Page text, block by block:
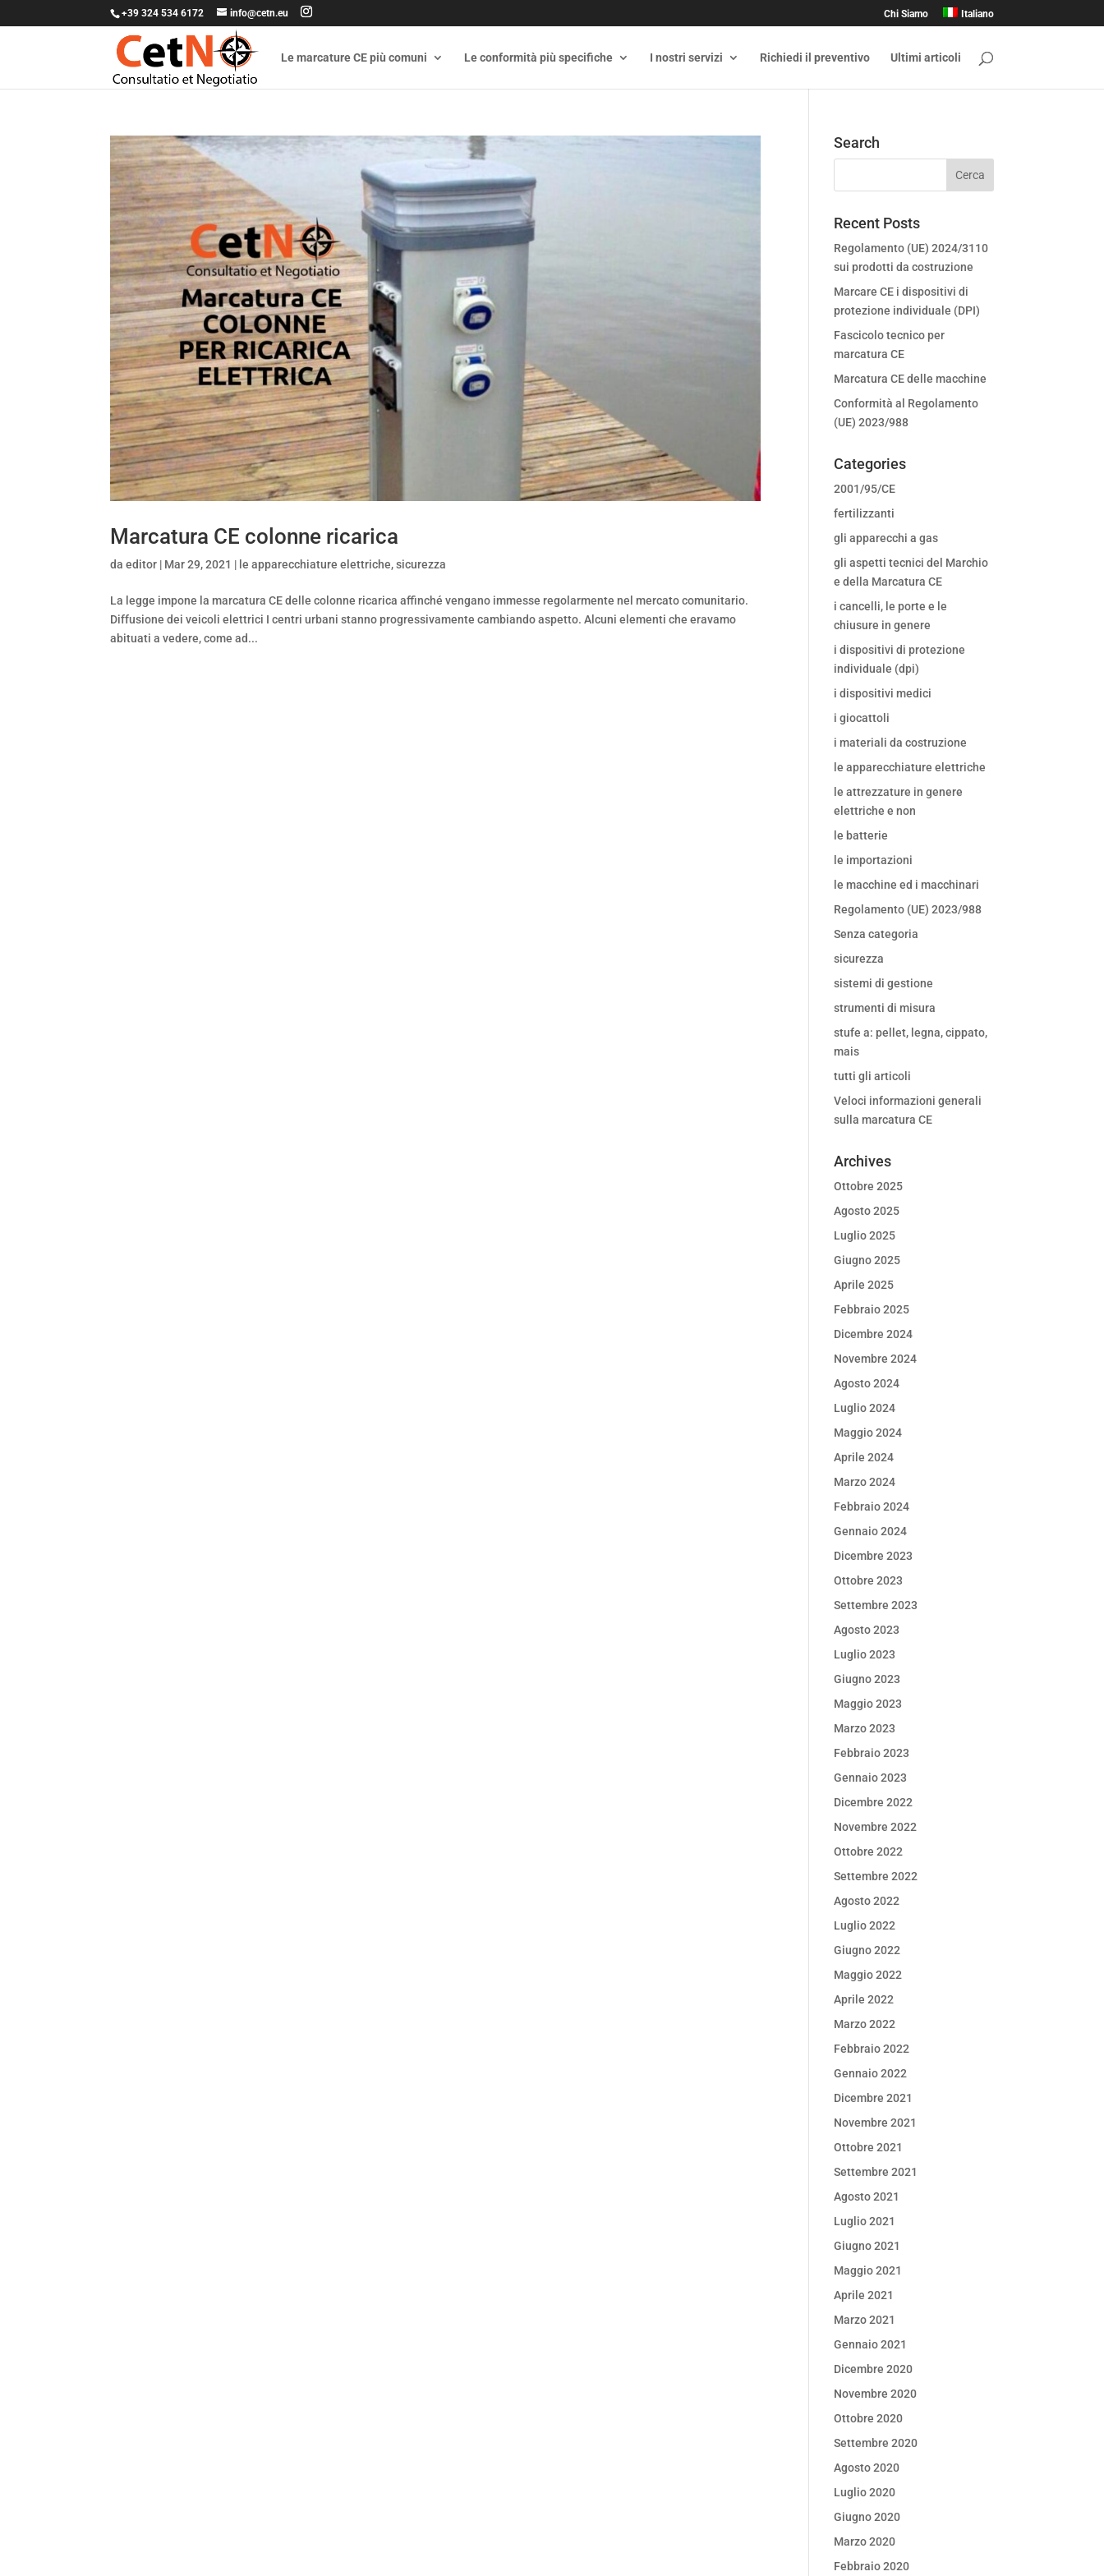
+39 324 534 6172 info@cetn.eu Chi Siamo Italiano
Le marcature CE più comuni Le conformità più specifiche I nostri servizi Richiedi il preventivo Ultimi articoli
Marcatura CE colonne ricarica
daeditor | Mar 29, 2021 | le apparecchiature elettriche,sicurezza
La legge impone la marcatura CE delle colonne ricarica affinché vengano immesse regolarmente nel mercato comunitario.
Diffusione dei veicoli elettrici I centri urbani stanno progressivamente cambiando aspetto. Alcuni elementi che eravamo
abituati a vedere, come ad...
Search
Recent Posts
Regolamento (UE) 2024/3110
sui prodotti da costruzione
Marcare CE i dispositivi di
protezione individuale (DPI)
Fascicolo tecnico per
marcatura CE
Marcatura CE delle macchine
Conformità al Regolamento
(UE) 2023/988
Categories
2001/95/CE
fertilizzanti
gli apparecchi a gas
gli aspetti tecnici del Marchio
e della Marcatura CE
i cancelli, le porte e le
chiusure in genere
i dispositivi di protezione
individuale (dpi)
i dispositivi medici
i giocattoli
i materiali da costruzione
le apparecchiature elettriche
le attrezzature in genere
elettriche e non
le batterie
le importazioni
le macchine ed i macchinari
Regolamento (UE) 2023/988
Senza categoria
sicurezza
sistemi di gestione
strumenti di misura
stufe a: pellet, legna, cippato,
mais
tutti gli articoli
Veloci informazioni generali
sulla marcatura CE
Archives
Ottobre 2025
Agosto 2025
Luglio 2025
Giugno 2025
Aprile 2025
Febbraio 2025
Dicembre 2024
Novembre 2024
Agosto 2024
Luglio 2024
Maggio 2024
Aprile 2024
Marzo 2024
Febbraio 2024
Gennaio 2024
Dicembre 2023
Ottobre 2023
Settembre 2023
Agosto 2023
Luglio 2023
Giugno 2023
Maggio 2023
Marzo 2023
Febbraio 2023
Gennaio 2023
Dicembre 2022
Novembre 2022
Ottobre 2022
Settembre 2022
Agosto 2022
Luglio 2022
Giugno 2022
Maggio 2022
Aprile 2022
Marzo 2022
Febbraio 2022
Gennaio 2022
Dicembre 2021
Novembre 2021
Ottobre 2021
Settembre 2021
Agosto 2021
Luglio 2021
Giugno 2021
Maggio 2021
Aprile 2021
Marzo 2021
Gennaio 2021
Dicembre 2020
Novembre 2020
Ottobre 2020
Settembre 2020
Agosto 2020
Luglio 2020
Giugno 2020
Marzo 2020
Febbraio 2020